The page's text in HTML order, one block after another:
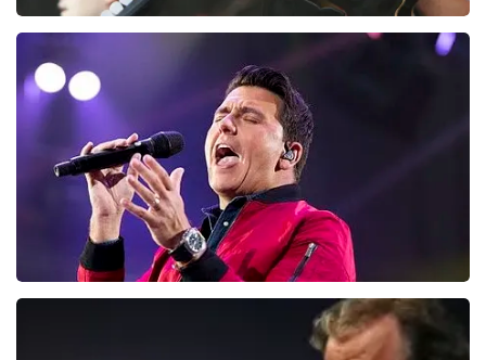
128laatste 30 minuten
BESTEL NU